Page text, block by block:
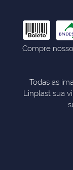
Compre
Todas as
Linplast sua